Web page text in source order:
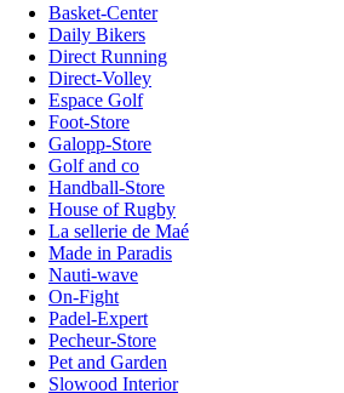
Basket-Center
Daily Bikers
Direct Running
Direct-Volley
Espace Golf
Foot-Store
Galopp-Store
Golf and co
Handball-Store
House of Rugby
La sellerie de Maé
Made in Paradis
Nauti-wave
On-Fight
Padel-Expert
Pecheur-Store
Pet and Garden
Slowood Interior